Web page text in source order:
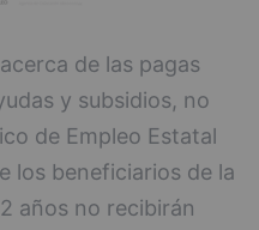
de las pagas
y subsidios, no
de Empleo Estatal
los beneficiarios de la
años no recibirán